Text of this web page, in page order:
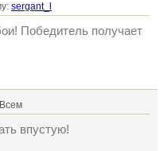
sergant_l
Победитель получает
впустую!